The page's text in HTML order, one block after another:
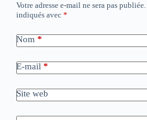
Votre adresse e-mail ne sera pas publiée.
indiqués avec *
Nom*
E-mail*
Site web